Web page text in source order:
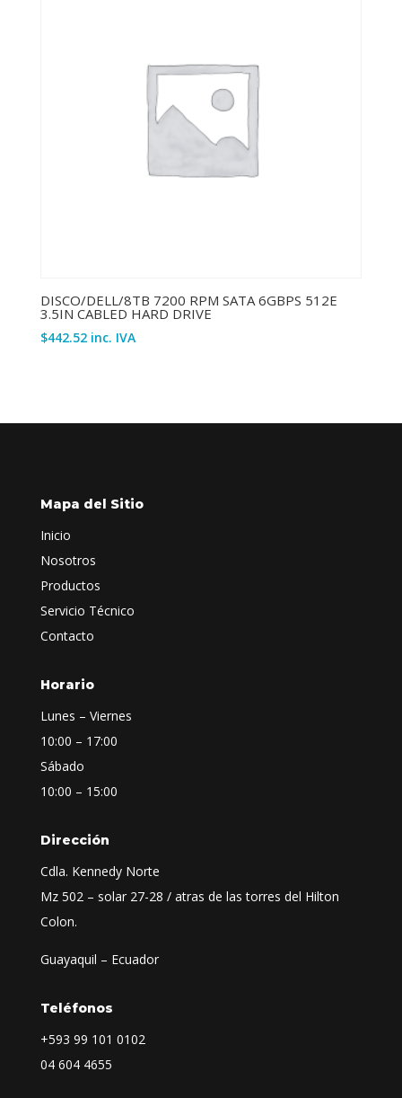
DISCO/DELL/8TB 7200 RPM SATA 6GBPS 512E
3.5IN CABLED HARD DRIVE
$442.52 inc. IVA
Mapa del Sitio
Inicio
Nosotros
Productos
Servicio Técnico
Contacto
Horario
Lunes – Viernes
10:00 – 17:00
Sábado
10:00 – 15:00
Dirección
Cdla. Kennedy Norte
Mz 502 – solar 27-28 / atras de las torres del Hilton
Colon.
Guayaquil – Ecuador
Teléfonos
+593 99 101 0102
04 604 4655